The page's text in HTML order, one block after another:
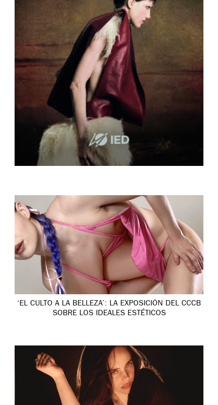
‘EL CULTO A LA BELLEZA’: LA EXPOSICIÓN DEL CCCB
SOBRE LOS IDEALES ESTÉTICOS